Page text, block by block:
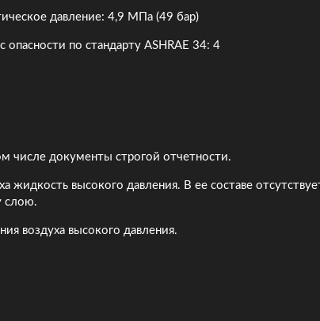
давление: 4,9 МПа (49 бар)
опасности по стандарту ASHRAE 34: 4
числе документы строгой отчетности.
высокого давления. В ее составе
слою.
воздуха высокого давления.